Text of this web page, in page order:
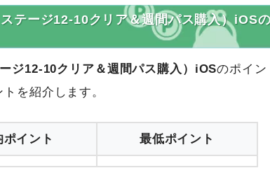
登録はコチラ サイトへ行く
ジ12-10クリア＆週間パス購入）iOS
を紹介します。